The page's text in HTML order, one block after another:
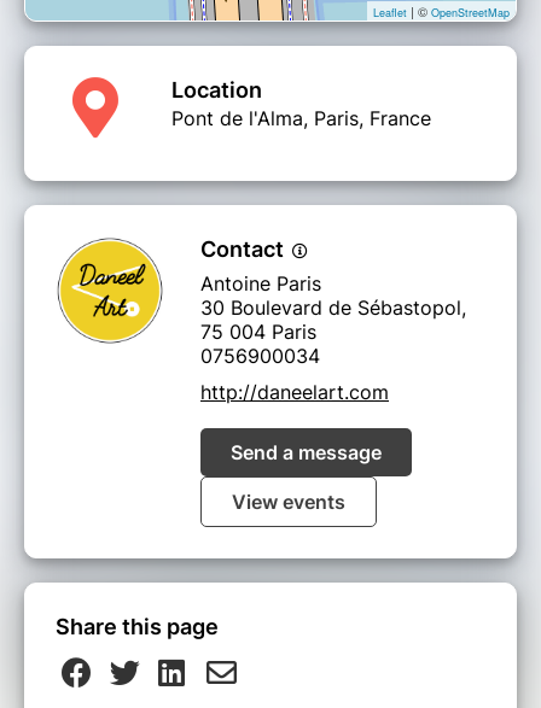
Leaflet | © OpenStreetMap
Location
Pont de l'Alma, Paris, France
Contact
Antoine Paris
30 Boulevard de Sébastopol,
75 004 Paris
0756900034
http://daneelart.com
Send a message
View events
Share this page